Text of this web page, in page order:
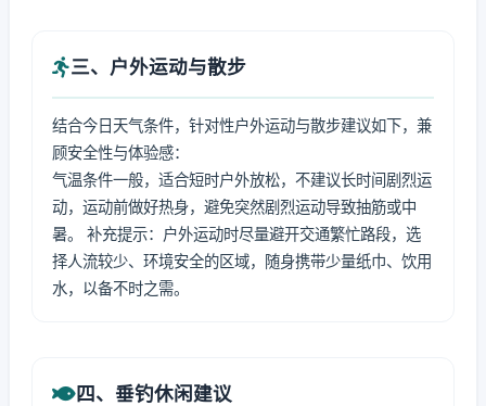
三、户外运动与散步
结合今日天气条件，针对性户外运动与散步建议如下，兼
顾安全性与体验感：
气温条件一般，适合短时户外放松，不建议长时间剧烈运
动，运动前做好热身，避免突然剧烈运动导致抽筋或中
暑。 补充提示：户外运动时尽量避开交通繁忙路段，选
择人流较少、环境安全的区域，随身携带少量纸巾、饮用
水，以备不时之需。
四、垂钓休闲建议